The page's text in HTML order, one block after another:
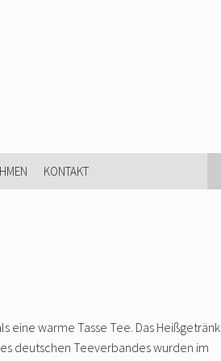
KONTAKT
eine warme Tasse Tee. Das Heißgetränk
deutschen Teeverbandes wurden im